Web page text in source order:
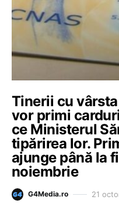
Tinerii cu
vor primi
ce Ministerul
tipărirea lor.
ajunge până la
noiembrie
G4Media.ro 21